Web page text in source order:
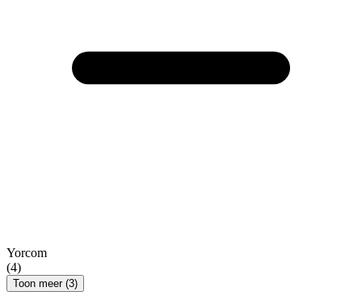
Yorcom
(4)
Toon meer (3)